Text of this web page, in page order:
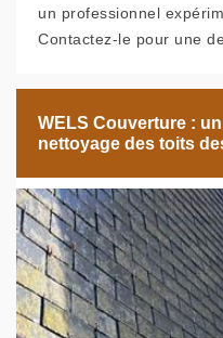
un professionnel
Contactez-le pour une
WELS Couverture :
nettoyage des toits